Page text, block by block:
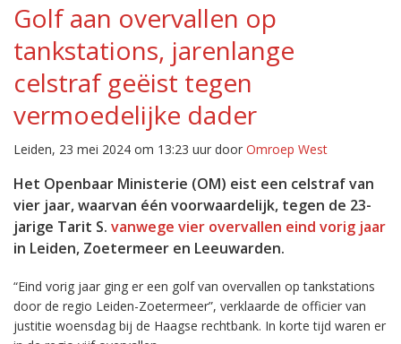
Golf aan overvallen op
tankstations, jarenlange
celstraf geëist tegen
vermoedelijke dader
Leiden, 23 mei 2024 om 13:23 uur door Omroep West
Het Openbaar Ministerie (OM) eist een celstraf van
vier jaar, waarvan één voorwaardelijk, tegen de 23-
jarige Tarit S. vanwege vier overvallen eind vorig jaar
in Leiden, Zoetermeer en Leeuwarden.
“Eind vorig jaar ging er een golf van overvallen op tankstations
door de regio Leiden-Zoetermeer”, verklaarde de officier van
justitie woensdag bij de Haagse rechtbank. In korte tijd waren er